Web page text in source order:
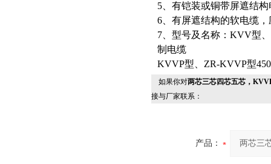
5、有铠装或铜带屏遮结
6、有屏遮结构的软电缆
7、型号及名称：KVV型
制电缆
KVVP型、ZR-KVVP型450
如果你对两芯三芯四芯五芯，
接与厂家联系：
产品：